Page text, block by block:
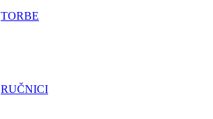
TORBE
RUČNICI